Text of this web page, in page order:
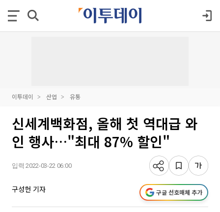
이투데이 산업 유통
신세계백화점, 올해 첫 역대급 와
인 행사…"최대 87% 할인"
입력 2022-03-22 06:00
구성헌 기자 구글 선호매체 추가